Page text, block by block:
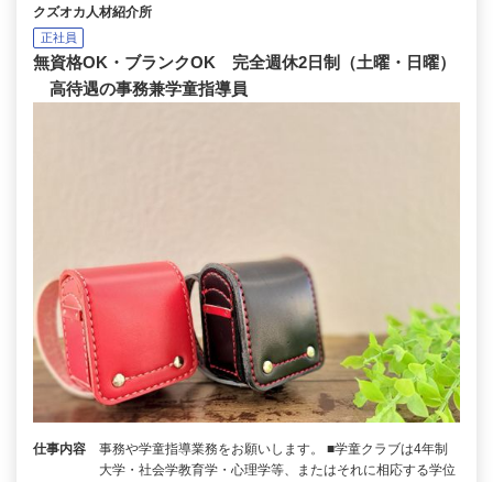
クズオカ人材紹介所
正社員
無資格OK・ブランクOK 完全週休2日制（土曜・日曜）
高待遇の事務兼学童指導員
仕事内容
事務や学童指導業務をお願いします。 ■学童クラブは4年制
大学・社会学教育学・心理学等、またはそれに相応する学位